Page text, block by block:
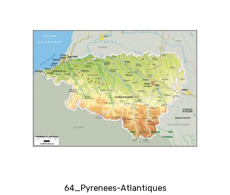
64_Pyrenees-Atlantiques